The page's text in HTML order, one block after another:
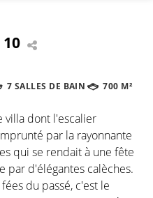
7 SALLES DE BAIN 700 M²
villa dont l'escalier
par la rayonnante
qui se rendait à une fête
par d'élégantes calèches.
du passé, c'est le